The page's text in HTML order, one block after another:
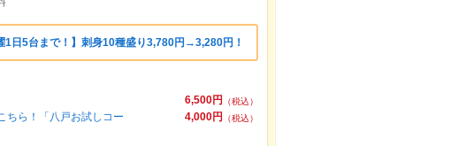
1日5台まで！】刺身10種盛り3,780円→3,280円！
6,500円
（税込）
4,000円
（税込）
ちら！「八戸お試しコー